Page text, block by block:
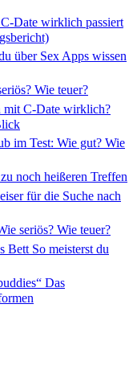
Date wirklich passiert
über Sex Apps wissen
Wie teuer?
mit C-Date wirklich?
im Test: Wie gut? Wie
noch heißeren Treffen
für die Suche nach
seriös? Wie teuer?
Bett So meisterst du
Das